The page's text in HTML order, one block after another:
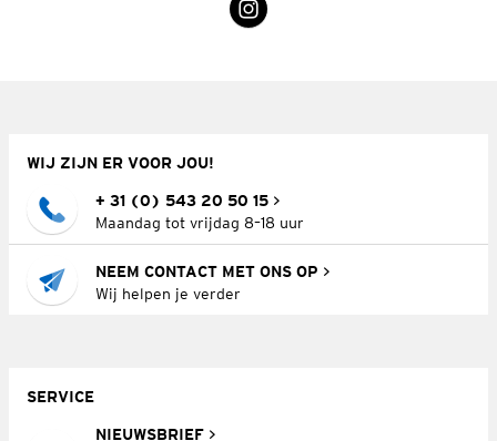
WIJ ZIJN ER VOOR JOU!
+ 31 (0) 543 20 50 15
Maandag tot vrijdag 8–18 uur
NEEM CONTACT MET ONS OP
Wij helpen je verder
SERVICE
NIEUWSBRIEF